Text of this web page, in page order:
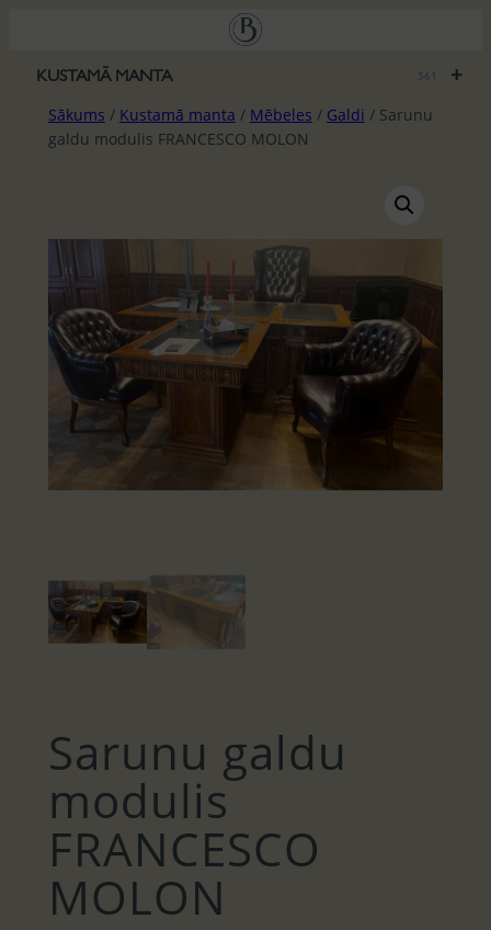
saturu
+
KUSTAMĀ MANTA
Sākums / Kustamā manta / Mēbeles / Galdi / Sarunu
galdu modulis FRANCESCO MOLON
Sarunu galdu
modulis
FRANCESCO
MOLON